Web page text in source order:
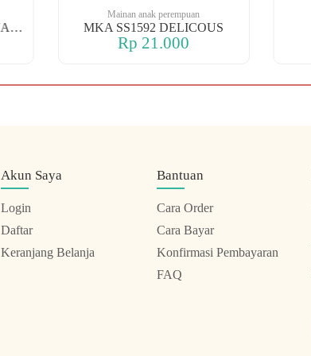
MKA SHIP MF 24 KERANJANG
Mainan anak perempuan
MKA SS1592 DELICOUS
Rp 21.000
Akun Saya
Login
Daftar
Keranjang Belanja
Bantuan
Cara Order
Cara Bayar
Konfirmasi Pembayaran
FAQ